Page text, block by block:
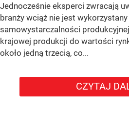
Jednocześnie eksperci zwracają
branży wciąż nie jest
samowystarczalności
krajowej produkcji do wartości
około jedną trzecią, co...
CZYTAJ